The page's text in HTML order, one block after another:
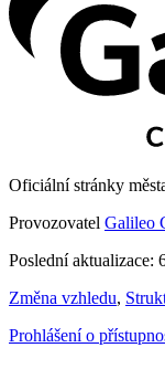
Oficiální stránky
Provozovatel Galileo
Poslední aktualizace:
Změna vzhledu,
Prohlášení o